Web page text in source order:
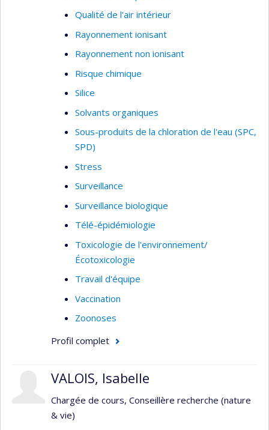
https://www.ncbi.nlm.nih.gov/myncbi/
Qualité de l'air intérieur
Rayonnement ionisant
Rayonnement non ionisant
Risque chimique
Silice
Solvants organiques
Sous-produits de la chloration de l'eau (SPC,
SPD)
Stress
Surveillance
Surveillance biologique
Télé-épidémiologie
Toxicologie de l'environnement/
Écotoxicologie
Travail d'équipe
Vaccination
Zoonoses
Profil complet
VALOIS, Isabelle
Chargée de cours, Conseillère recherche (nature
& vie)